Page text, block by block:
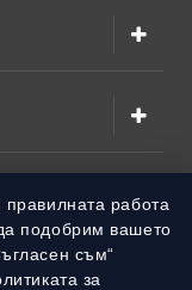
правилната работа
подобрим вашето
съм“
за